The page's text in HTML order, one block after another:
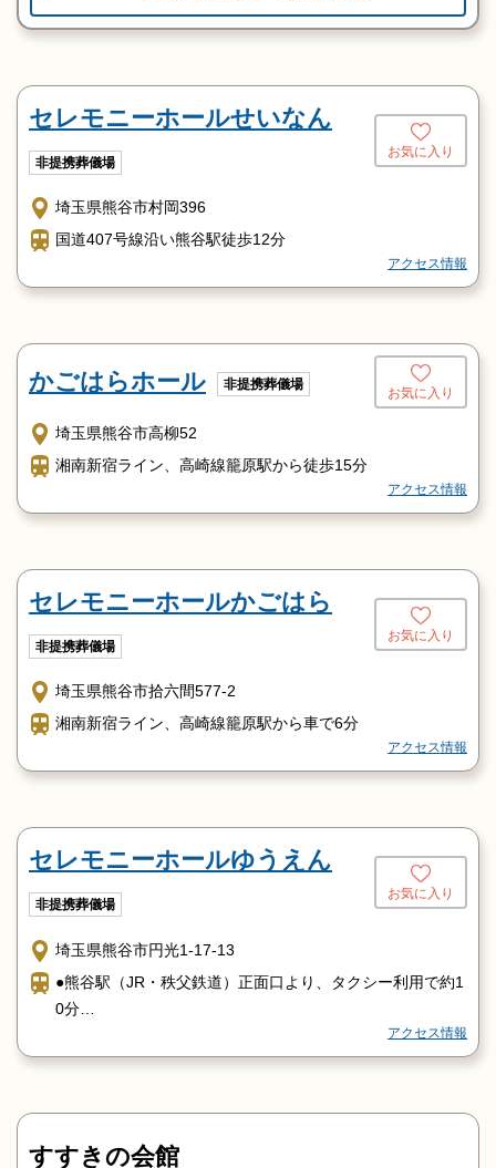
セレモニーホールせいなん
非提携葬儀場
お気に入り
埼玉県熊谷市村岡396
国道407号線沿い熊谷駅徒歩12分
アクセス情報
かごはらホール 非提携葬儀場
お気に入り
埼玉県熊谷市高柳52
湘南新宿ライン、高崎線籠原駅から徒歩15分
アクセス情報
セレモニーホールかごはら
非提携葬儀場
お気に入り
埼玉県熊谷市拾六間577-2
湘南新宿ライン、高崎線籠原駅から車で6分
アクセス情報
セレモニーホールゆうえん
非提携葬儀場
お気に入り
埼玉県熊谷市円光1-17-13
●熊谷駅（JR・秩父鉄道）正面口より、タクシー利用で約1
0分
5番乗場【アサヒバス－太田妻沼行き】「大原一丁目」下
アクセス情報
すすきの会館